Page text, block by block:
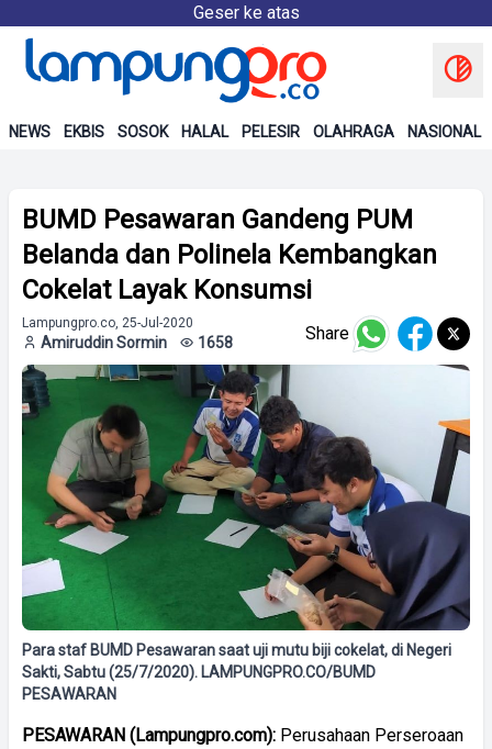
Geser ke atas
NEWS EKBIS SOSOK HALAL PELESIR OLAHRAGA NASIONAL
BUMD Pesawaran Gandeng PUM
Belanda dan Polinela Kembangkan
Cokelat Layak Konsumsi
Lampungpro.co, 25-Jul-2020
Amiruddin Sormin 1658 Share
Para staf BUMD Pesawaran saat uji mutu biji cokelat, di Negeri
Sakti, Sabtu (25/7/2020). LAMPUNGPRO.CO/BUMD
PESAWARAN
PESAWARAN (Lampungpro.com): Perusahaan Perseroaan